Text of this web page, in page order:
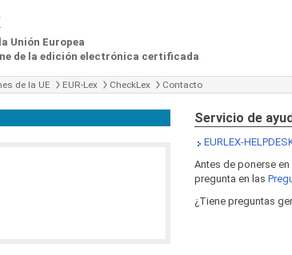
Unión Europea
de la edición electrónica certificada
de la UE EUR-Lex CheckLex Contacto
Servicio de
EURLEX-
Antes de ponerse
pregunta en las
¿Tiene preguntas